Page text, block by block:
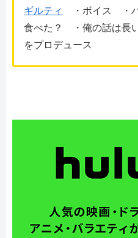
ギルティ
・ボイス ・
食べた？ ・俺の話は
をプロデュース